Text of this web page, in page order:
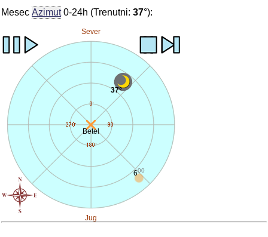
Mesec Azimut0-24h (Trenutni: 37°):
Sever
Betel
600
37°
Jug